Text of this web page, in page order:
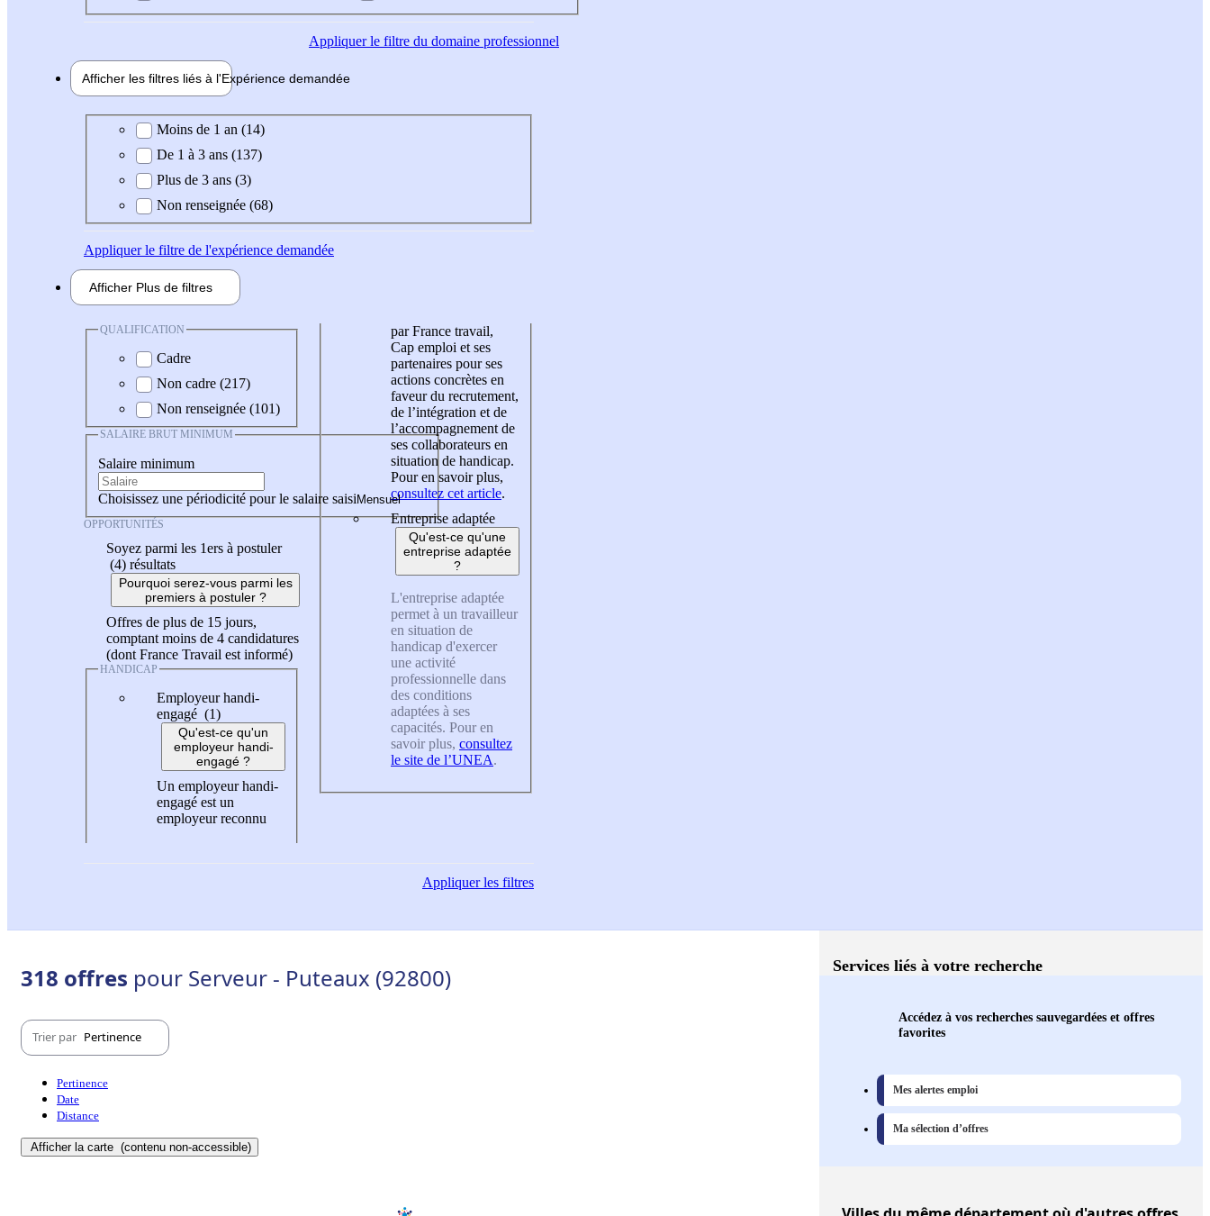
Appliquerle filtre du domaine professionnel
Afficher les filtres liés à l'Expérience demandée
Expérience demandée
Moins de 1 an (14)
De 1 à 3 ans (137)
Plus de 3 ans (3)
Non renseignée (68)
Appliquerle filtre de l'expérience demandée
Afficher Plus de filtres
QUALIFICATION
Cadre
Non cadre (217)
Non renseignée (101)
SALAIRE BRUT MINIMUM
Salaire minimum
Choisissez une périodicité pour le salaire saisi
OPPORTUNITÉS
Soyez parmi les 1ers à postuler
(4) résultats
Pourquoi serez-vous parmi les
premiers à postuler ?
Offres de plus de 15 jours,
comptant moins de 4 candidatures
(dont France Travail est informé)
HANDICAP
Employeur handi-
engagé (1)
Qu'est-ce qu'un
employeur handi-
engagé ?
Un employeur handi-
engagé est un
employeur reconnu
par France travail,
Cap emploi et ses
partenaires pour ses
actions concrètes en
faveur du recrutement,
de l’intégration et de
l’accompagnement de
ses collaborateurs en
situation de handicap.
Pour en savoir plus,
consultez cet article.
Entreprise adaptée
Qu'est-ce qu'une
entreprise adaptée
?
L'entreprise adaptée
permet à un travailleur
en situation de
handicap d'exercer
une activité
professionnelle dans
des conditions
adaptées à ses
capacités. Pour en
savoir plus, consultez
le site de l’UNEA.
Appliquerles filtres
318 offres pour Serveur - Puteaux (92800)
Trier par Pertinence
Pertinence
Date
Distance
Afficher la carte (contenu non-accessible)
Services liés à votre recherche
Accédez à vos recherches sauvegardées et offres
favorites
Mes alertes emploi
Ma sélection d’offres